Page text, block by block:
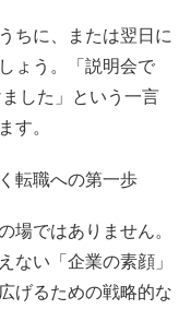
ちに、または翌日に
ょう。「説明会で
した」という一言
す。
転職への第一歩
場ではありません。
ない「企業の素顔」
げるための戦略的な